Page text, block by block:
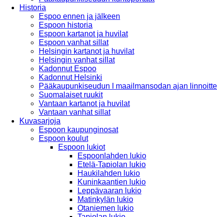
Historia
Espoo ennen ja jälkeen
Espoon historia
Espoon kartanot ja huvilat
Espoon vanhat sillat
Helsingin kartanot ja huvilat
Helsingin vanhat sillat
Kadonnut Espoo
Kadonnut Helsinki
Pääkaupunkiseudun I maailmansodan ajan
Suomalaiset ruukit
Vantaan kartanot ja huvilat
Vantaan vanhat sillat
Kuvasarjoja
Espoon kaupunginosat
Espoon koulut
Espoon lukiot
Espoonlahden lukio
Etelä-Tapiolan lukio
Haukilahden lukio
Kuninkaantien lukio
Leppävaaran lukio
Matinkylän lukio
Otaniemen lukio